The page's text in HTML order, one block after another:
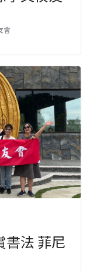
會
書法 菲尼